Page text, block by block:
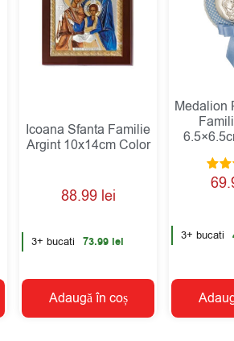
Icoana Sfanta Familie
Argint 10x14cm Color
88.99 lei
3+ bucati 73.99 lei
Adaugă în coș
Medalion
3+ bucati